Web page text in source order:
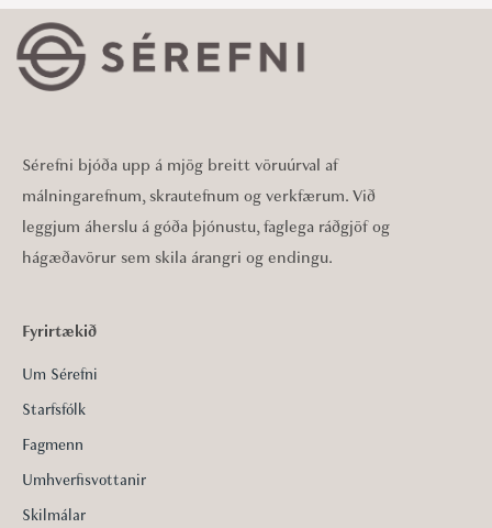
Sérefni bjóða upp á mjög breitt vöruúrval af
málningarefnum, skrautefnum og verkfærum. Við
leggjum áherslu á góða þjónustu, faglega ráðgjöf og
hágæðavörur sem skila árangri og endingu.
Fyrirtækið
Um Sérefni
Starfsfólk
Fagmenn
Umhverfisvottanir
Skilmálar